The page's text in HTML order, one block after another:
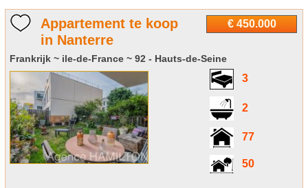
€ 450.000
Appartement te koop
in Nanterre
Frankrijk ~ ile-de-France ~ 92 - Hauts-de-Seine
3
2
77
50